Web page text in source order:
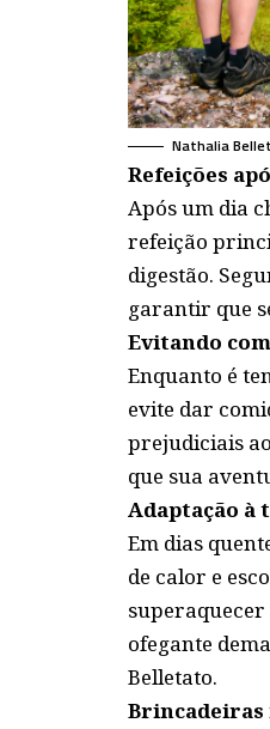
Nathalia
Refeições
Após um dia
refeição
digestão.
garantir que
Evitando
Enquanto é
evite dar
prejudiciais
que sua
Adaptação
Em dias
de calor e
superaquecer
ofegante
Belletato.
Brincadeiras